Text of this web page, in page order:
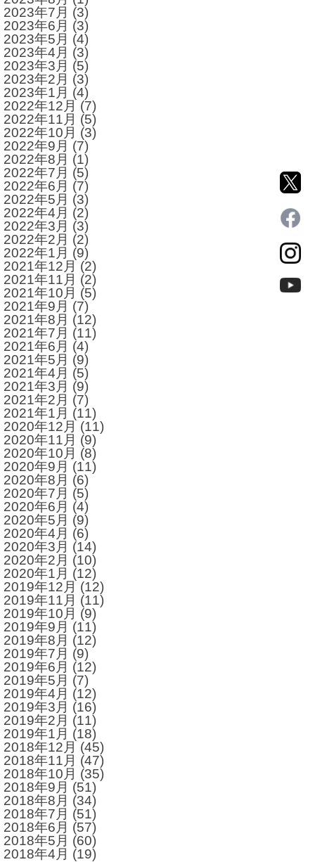
2023年7月 (3)
2023年6月 (3)
2023年5月 (4)
2023年4月 (3)
2023年3月 (5)
2023年2月 (3)
2023年1月 (4)
2022年12月 (7)
2022年11月 (5)
2022年10月 (3)
2022年9月 (7)
2022年8月 (1)
2022年7月 (5)
2022年6月 (7)
2022年5月 (3)
2022年4月 (2)
2022年3月 (3)
2022年2月 (2)
2022年1月 (9)
2021年12月 (2)
2021年11月 (2)
2021年10月 (5)
2021年9月 (7)
2021年8月 (12)
2021年7月 (11)
2021年6月 (4)
2021年5月 (9)
2021年4月 (5)
2021年3月 (9)
2021年2月 (7)
2021年1月 (11)
2020年12月 (11)
2020年11月 (9)
2020年10月 (8)
2020年9月 (11)
2020年8月 (6)
2020年7月 (5)
2020年6月 (4)
2020年5月 (9)
2020年4月 (6)
2020年3月 (14)
2020年2月 (10)
2020年1月 (12)
2019年12月 (12)
2019年11月 (11)
2019年10月 (9)
2019年9月 (11)
2019年8月 (12)
2019年7月 (9)
2019年6月 (12)
2019年5月 (7)
2019年4月 (12)
2019年3月 (16)
2019年2月 (11)
2019年1月 (18)
2018年12月 (45)
2018年11月 (47)
2018年10月 (35)
2018年9月 (51)
2018年8月 (34)
2018年7月 (51)
2018年6月 (57)
2018年5月 (60)
2018年4月 (19)